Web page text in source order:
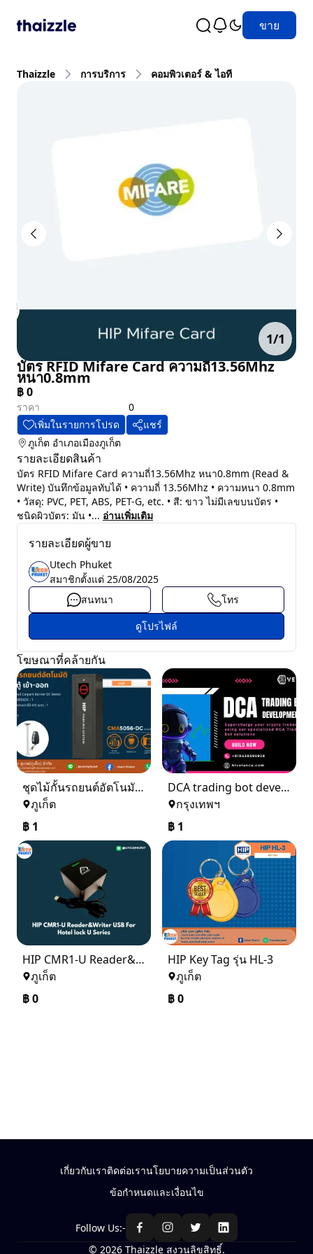
ขาย
Thaizzle การบริการ คอมพิวเตอร์ & ไอที
1/1
บัตร RFID Mifare Card ความถี่13.56Mhz
หนา0.8mm
฿0
ราคา
0
เพิ่มในรายการโปรด
แชร์
ภูเก็ต อำเภอเมืองภูเก็ต
รายละเอียดสินค้า
บัตร RFID Mifare Card ความถี่13.56Mhz หนา0.8mm (Read &
Write) บันทึกข้อมูลทับได้ • ความถี่ 13.56Mhz • ความหนา 0.8mm
• วัสดุ: PVC, PET, ABS, PET-G, etc. • สี: ขาว ไม่มีเลขบนบัตร •
ชนิดผิวบัตร: มัน •... อ่านเพิ่มเติม
รายละเอียดผู้ขาย
Utech Phuket
สมาชิกตั้งแต่ 25/08/2025
สนทนา
โทร
ดูโปรไฟล์
โฆษณาที่คล้ายกัน
ชุดไม้กั้นรถยนต์อัตโนมัติ 1 ตู้ เข้า - ออก
ภูเก็ต
฿ 1
DCA trading bot development
กรุงเทพฯ
฿ 1
HIP CMR1-U Reader&Writer USB For Hotel lock U Series
ภูเก็ต
฿0
HIP Key Tag รุ่น HL-3
ภูเก็ต
฿0
เกี่ยวกับเราติดต่อเรานโยบายความเป็นส่วนตัว
ข้อกำหนดและเงื่อนไข
Follow Us:-
© 2026 Thaizzle สงวนลิขสิทธิ์.